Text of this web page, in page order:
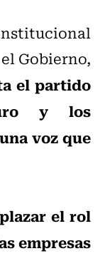
Gobierno,
el partido
y los
voz que
el rol
empresas